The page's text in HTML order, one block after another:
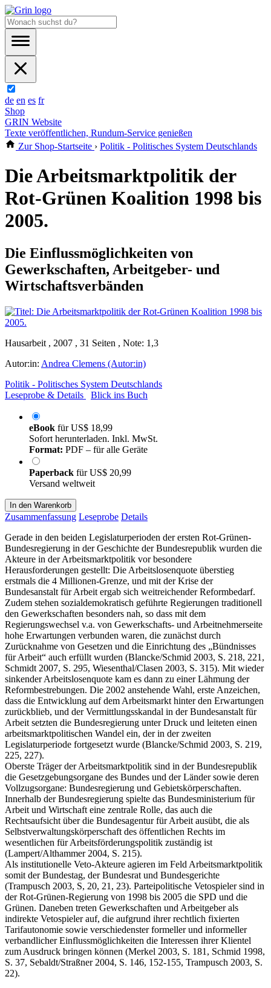
de en es fr
Shop
GRIN Website
Texte veröffentlichen, Rundum-Service genießen
Zur Shop-Startseite › Politik - Politisches System Deutschlands
Die Arbeitsmarktpolitik der
Rot-Grünen Koalition 1998 bis
2005.
Die Einflussmöglichkeiten von
Gewerkschaften, Arbeitgeber- und
Wirtschaftsverbänden
Hausarbeit , 2007 , 31 Seiten , Note: 1,3
Autor:in: Andrea Clemens (Autor:in)
Politik - Politisches System Deutschlands
Leseprobe & Details
Blick ins Buch
eBook fürUS$ 18,99
Sofort herunterladen. Inkl. MwSt.
Format: PDF – für alle Geräte
Paperback fürUS$ 20,99
Versand weltweit
In den Warenkorb
Zusammenfassung Leseprobe Details
Gerade in den beiden Legislaturperioden der ersten Rot-Grünen-
Bundesregierung in der Geschichte der Bundesrepublik wurden die
Akteure in der Arbeitsmarktpolitik vor besondere
Herausforderungen gestellt: Die Arbeitslosenquote überstieg
erstmals die 4 Millionen-Grenze, und mit der Krise der
Bundesanstalt für Arbeit ergab sich weitreichender Reformbedarf.
Zudem stehen sozialdemokratisch geführte Regierungen traditionell
den Gewerkschaften besonders nah, so dass mit dem
Regierungswechsel v.a. von Gewerkschafts- und Arbeitnehmerseite
hohe Erwartungen verbunden waren, die zunächst durch
Zurücknahme von Gesetzen und die Einrichtung des „Bündnisses
für Arbeit“ auch erfüllt wurden (Blancke/Schmid 2003, S. 218, 221,
Schmidt 2007, S. 295, Wiesenthal/Clasen 2003, S. 315). Mit wieder
sinkender Arbeitslosenquote kam es dann zu einer Lähmung der
Reformbestrebungen. Die 2002 anstehende Wahl, erste Anzeichen,
dass die Entwicklung auf dem Arbeitsmarkt hinter den Erwartungen
zurückblieb, und der Vermittlungsskandal in der Bundesanstalt für
Arbeit setzten die Bundesregierung unter Druck und leiteten einen
arbeitsmarktpolitischen Wandel ein, der in der zweiten
Legislaturperiode fortgesetzt wurde (Blancke/Schmid 2003, S. 219,
225, 227).
Oberste Träger der Arbeitsmarktpolitik sind in der Bundesrepublik
die Gesetzgebungsorgane des Bundes und der Länder sowie deren
Vollzugsorgane: Bundesregierung und Gebietskörperschaften.
Innerhalb der Bundesregierung spielte das Bundesministerium für
Arbeit und Wirtschaft eine zentrale Rolle, das auch die
Rechtsaufsicht über die Bundesagentur für Arbeit ausübt, die als
Selbstverwaltungskörperschaft des öffentlichen Rechts im
wesentlichen für Arbeitsförderungspolitik zuständig ist
(Lampert/Althammer 2004, S. 215).
Als institutionelle Veto-Akteure agieren im Feld Arbeitsmarktpolitik
somit der Bundestag, der Bundesrat und Bundesgerichte
(Trampusch 2003, S, 20, 21, 23). Parteipolitische Vetospieler sind in
der Rot-Grünen-Regierung von 1998 bis 2005 die SPD und die
Grünen. Daneben treten Gewerkschaften und Arbeitgeber als
indirekte Vetospieler auf, die aufgrund ihrer rechtlich fixierten
Tarifautonomie sowie verschiedenster formeller und informeller
verbandlicher Einflussmöglichkeiten die Interessen ihrer Klientel
zum Ausdruck bringen können (Merkel 2003, S. 181, Schmid 1998,
S. 37, Sebaldt/Straßner 2004, S. 146, 152-155, Trampusch 2003, S.
22).